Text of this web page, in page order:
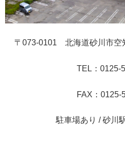
〒073-0101 北海道砂川市空
TEL：0125-
FAX：0125-
駐車場あり / 砂川